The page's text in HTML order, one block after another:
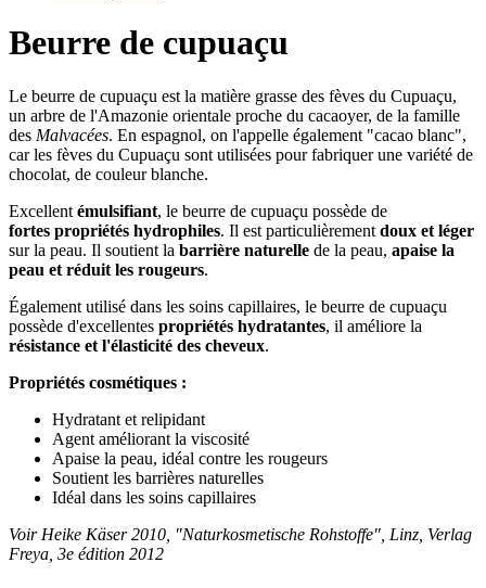
Beurre de cupuaçu
Le beurre de cupuaçu est la matière grasse des fèves du Cupuaçu,
un arbre de l'Amazonie orientale proche du cacaoyer, de la famille
des Malvacées. En espagnol, on l'appelle également "cacao blanc",
car les fèves du Cupuaçu sont utilisées pour fabriquer une variété de
chocolat, de couleur blanche.
Excellent émulsifiant, le beurre de cupuaçu possède de
fortes propriétés hydrophiles. Il est particulièrement doux et léger
sur la peau. Il soutient la barrière naturelle de la peau, apaise la
peau et réduit les rougeurs.
Également utilisé dans les soins capillaires, le beurre de cupuaçu
possède d'excellentes propriétés hydratantes, il améliore la
résistance et l'élasticité des cheveux.
Propriétés cosmétiques :
Hydratant et relipidant
Agent améliorant la viscosité
Apaise la peau, idéal contre les rougeurs
Soutient les barrières naturelles
Idéal dans les soins capillaires
Voir Heike Käser 2010, "Naturkosmetische Rohstoffe", Linz, Verlag
Freya, 3e édition 2012